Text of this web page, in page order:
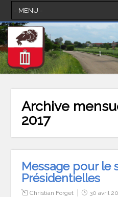
Archive
2017
Message pour le
Présidentielles
Christian Forget 30 avril